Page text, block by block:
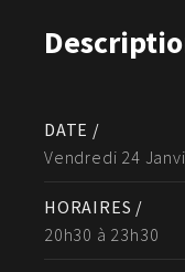
DATE /
Vendredi 24
HORAIRES /
20h30 à 23h30